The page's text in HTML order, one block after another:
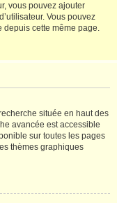
vous pouvez ajouter
Vous pouvez
depuis cette même page.
située en haut des
avancée est accessible
sur toutes les pages
thèmes graphiques